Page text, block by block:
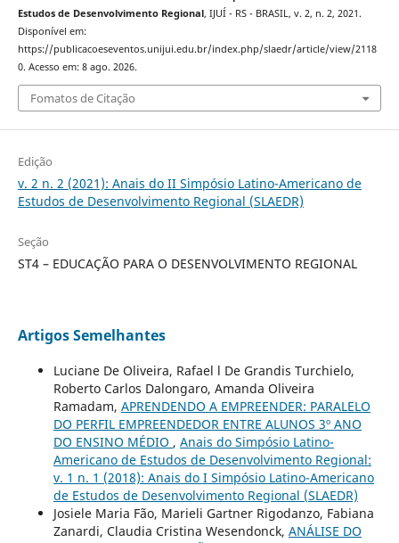
Estudos de Desenvolvimento Regional, IJUÍ - RS - BRASIL, v. 2, n. 2, 2021.
Disponível em:
https://publicacoeseventos.unijui.edu.br/index.php/slaedr/article/view/2118
0. Acesso em: 8 ago. 2026.
Fomatos de Citação
Edição
v. 2 n. 2 (2021): Anais do II Simpósio Latino-Americano de
Estudos de Desenvolvimento Regional (SLAEDR)
Seção
ST4 – EDUCAÇÃO PARA O DESENVOLVIMENTO REGIONAL
Artigos Semelhantes
Luciane De Oliveira, Rafael l De Grandis Turchielo,
Roberto Carlos Dalongaro, Amanda Oliveira
Ramadam, APRENDENDO A EMPREENDER: PARALELO
DO PERFIL EMPREENDEDOR ENTRE ALUNOS 3º ANO
DO ENSINO MÉDIO , Anais do Simpósio Latino-
Americano de Estudos de Desenvolvimento Regional:
v. 1 n. 1 (2018): Anais do I Simpósio Latino-Americano
de Estudos de Desenvolvimento Regional (SLAEDR)
Josiele Maria Fão, Marieli Gartner Rigodanzo, Fabiana
Zanardi, Claudia Cristina Wesendonck, ANÁLISE DO